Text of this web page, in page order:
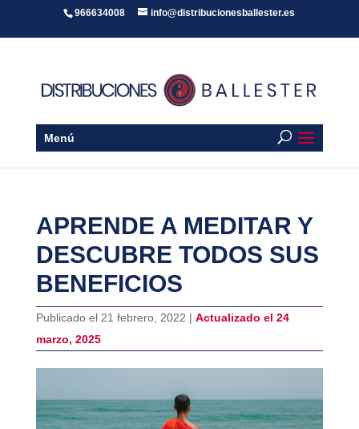
966634008 info@distribucionesballester.es
Menú
APRENDE A MEDITAR Y
DESCUBRE TODOS SUS
BENEFICIOS
Publicado el 21 febrero, 2022 | Actualizado el 24
marzo, 2025